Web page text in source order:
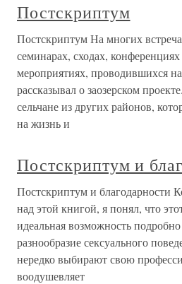
Постскриптум
Постскриптум На многих
семинарах, сходах,
мероприятиях, проводившихся
рассказывал о заозерском
сельчане из других районов,
на жизнь и
Постскриптум и
Постскриптум и благодарности
над этой книгой, я понял, что
идеальная возможность
разнообразие сексуального
нередко выбирают свою
воодушевляет